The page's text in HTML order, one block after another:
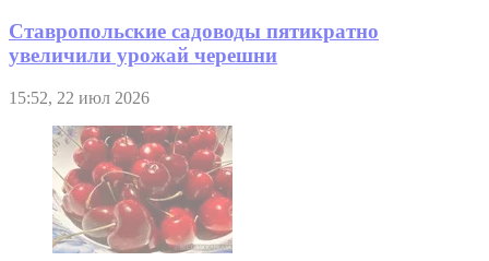
Ставропольские садоводы пятикратно
увеличили урожай черешни
15:52, 22 июл 2026